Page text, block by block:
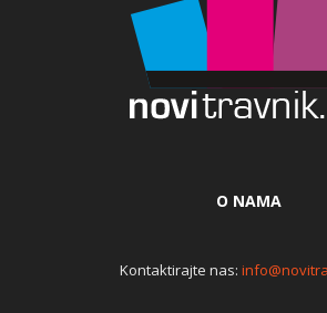
O NAMA
Kontaktirajte nas: